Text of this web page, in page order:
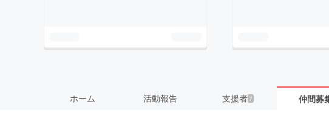
ホーム 活動報告 支援者7 仲間募